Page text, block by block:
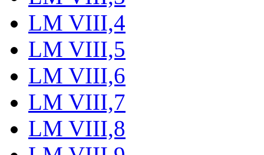
LM VIII,4
LM VIII,5
LM VIII,6
LM VIII,7
LM VIII,8